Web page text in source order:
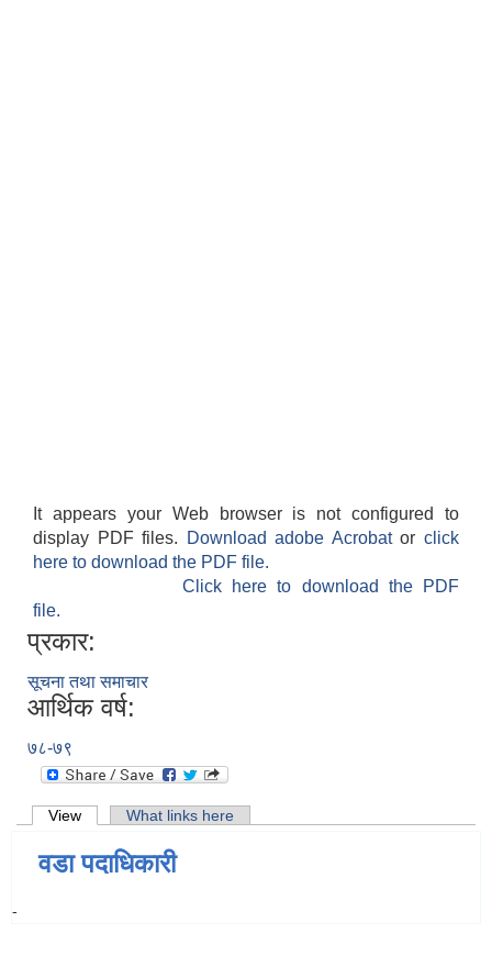
It appears your Web browser is not configured to
display PDF files.
Download adobe Acrobatorclick
here to download the PDF file.
Click here to download the PDF
file.
प्रकार:
सूचना तथा समाचार
आर्थिक वर्ष:
७८-७९
Primary tabs
View (active tab)What links here
वडा पदाधिकारी
-